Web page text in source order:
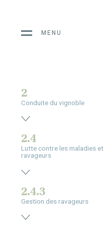
MENU
2
Conduite du vignoble
2.4
Lutte contre les maladies et
ravageurs
2.4.3
Gestion des ravageurs